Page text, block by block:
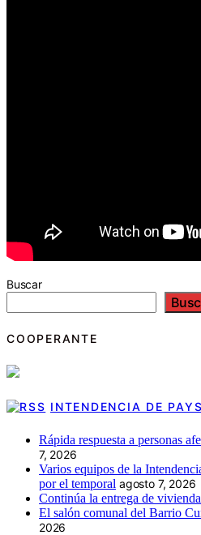
Buscar
COOPERANTE
INTENDENCIA DE
Rápida respuesta a personas
7, 2026
Varios equipos de la
por el temporal agosto 7, 2026
Continúa la entrega de
El salón comunal del Barrio
2026